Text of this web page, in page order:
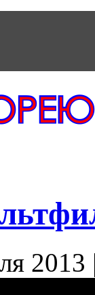
2013